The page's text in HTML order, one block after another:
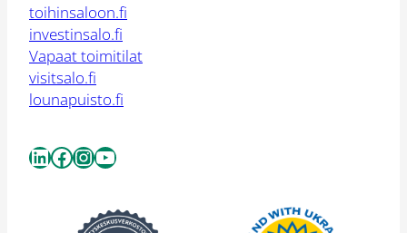
toihinsaloon.fi
investinsalo.fi
Vapaat toimitilat
visitsalo.fi
lounapuisto.fi
LinkedIn
Facebook
Instagram
YouTube